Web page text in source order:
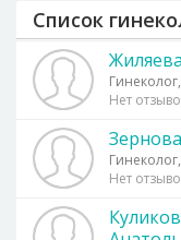
Список
Нет
Нет